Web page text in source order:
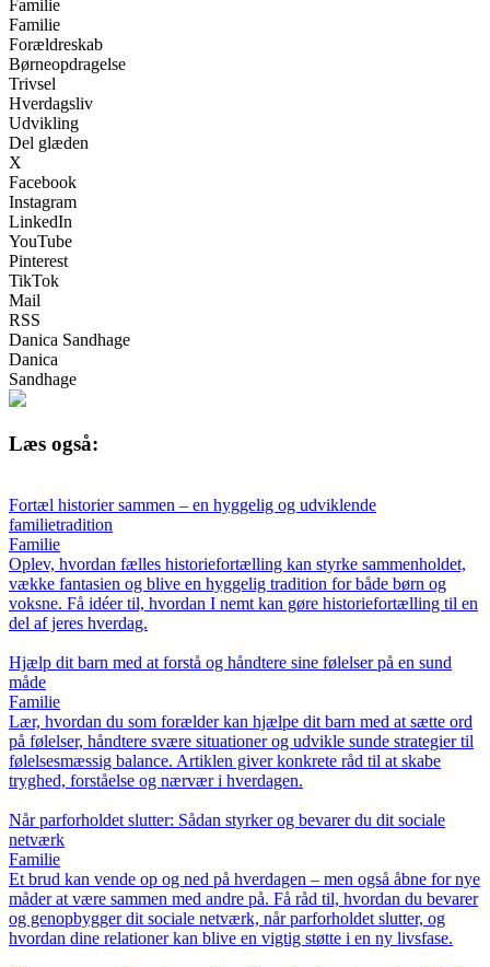
Familie
Familie
Forældreskab
Børneopdragelse
Trivsel
Hverdagsliv
Udvikling
Del glæden
X
Facebook
Instagram
LinkedIn
YouTube
Pinterest
TikTok
Mail
RSS
Danica Sandhage
Danica
Sandhage
Læs også:
Fortæl historier sammen – en hyggelig og udviklende
familietradition
Familie
Oplev, hvordan fælles historiefortælling kan styrke sammenholdet,
vække fantasien og blive en hyggelig tradition for både børn og
voksne. Få idéer til, hvordan I nemt kan gøre historiefortælling til en
del af jeres hverdag.
Hjælp dit barn med at forstå og håndtere sine følelser på en sund
måde
Familie
Lær, hvordan du som forælder kan hjælpe dit barn med at sætte ord
på følelser, håndtere svære situationer og udvikle sunde strategier til
følelsesmæssig balance. Artiklen giver konkrete råd til at skabe
tryghed, forståelse og nærvær i hverdagen.
Når parforholdet slutter: Sådan styrker og bevarer du dit sociale
netværk
Familie
Et brud kan vende op og ned på hverdagen – men også åbne for nye
måder at være sammen med andre på. Få råd til, hvordan du bevarer
og genopbygger dit sociale netværk, når parforholdet slutter, og
hvordan dine relationer kan blive en vigtig støtte i en ny livsfase.